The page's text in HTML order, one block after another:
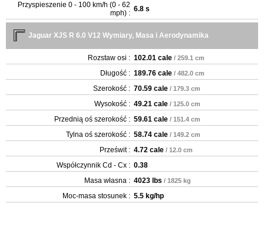
Przyspieszenie 0 - 100 km/h (0 - 62
mph) : 6.8 s
Jaguar XJS R 6.0 V12 Wymiary, Masa i Aerodynamika
Rozstaw osi : 102.01 cale / 259.1 cm
Długość : 189.76 cale / 482.0 cm
Szerokość : 70.59 cale / 179.3 cm
Wysokość : 49.21 cale / 125.0 cm
Przednią oś szerokość : 59.61 cale / 151.4 cm
Tylna oś szerokość : 58.74 cale / 149.2 cm
Prześwit : 4.72 cale / 12.0 cm
Współczynnik Cd - Cx : 0.38
Masa własna : 4023 lbs / 1825 kg
Moc-masa stosunek : 5.5 kg/hp